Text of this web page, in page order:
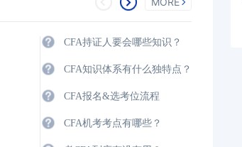
CFA持证人要会哪些知识？
CFA知识体系有什么独特点？
CFA报名&选考位流程
CFA机考考点有哪些？